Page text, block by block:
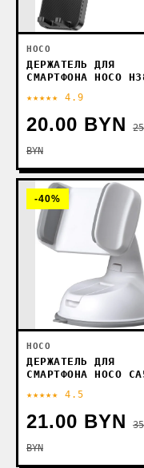
HOCO
ДЕРЖАТЕЛЬ ДЛЯ
СМАРТФОНА HOCO
★★★★★ 4.9
20.00 BYN
BYN
-40%
HOCO
ДЕРЖАТЕЛЬ ДЛЯ
СМАРТФОНА HOCO
★★★★★ 4.5
21.00 BYN
BYN